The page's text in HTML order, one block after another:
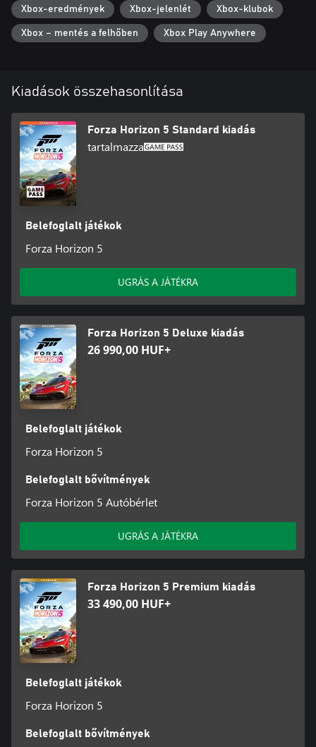
Xbox-eredmények Xbox-jelenlét Xbox-klubok
Xbox – mentés a felhőben Xbox Play Anywhere
Kiadások összehasonlítása
Forza Horizon 5 Standard kiadás
tartalmazza
Belefoglalt játékok
Forza Horizon 5
UGRÁS A JÁTÉKRA
Forza Horizon 5 Deluxe kiadás
26 990,00 HUF+
Belefoglalt játékok
Forza Horizon 5
Belefoglalt bővítmények
Forza Horizon 5 Autóbérlet
UGRÁS A JÁTÉKRA
Forza Horizon 5 Premium kiadás
33 490,00 HUF+
Belefoglalt játékok
Forza Horizon 5
Belefoglalt bővítmények